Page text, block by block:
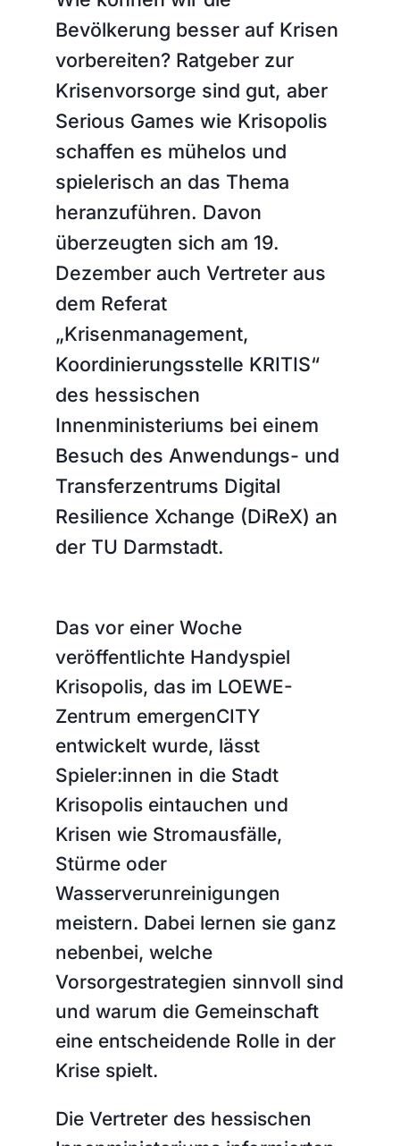
Bevölkerung besser auf Krisen
vorbereiten? Ratgeber zur
Krisenvorsorge sind gut, aber
Serious Games wie Krisopolis
schaffen es mühelos und
spielerisch an das Thema
heranzuführen. Davon
überzeugten sich am 19.
Dezember auch Vertreter aus
dem Referat
„Krisenmanagement,
Koordinierungsstelle KRITIS“
des hessischen
Innenministeriums bei einem
Besuch des Anwendungs- und
Transferzentrums Digital
Resilience Xchange (DiReX) an
der TU Darmstadt.
Das vor einer Woche
veröffentlichte Handyspiel
Krisopolis, das im LOEWE-
Zentrum emergenCITY
entwickelt wurde, lässt
Spieler:innen in die Stadt
Krisopolis eintauchen und
Krisen wie Stromausfälle,
Stürme oder
Wasserverunreinigungen
meistern. Dabei lernen sie ganz
nebenbei, welche
Vorsorgestrategien sinnvoll sind
und warum die Gemeinschaft
eine entscheidende Rolle in der
Krise spielt.
Die Vertreter des hessischen